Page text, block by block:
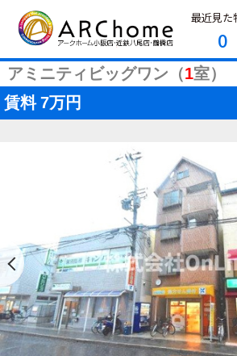
最近見た
0
アミニティビッグワン（1室）
賃料 7万円